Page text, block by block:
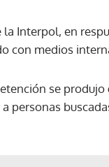
Interpol, en
con medios
se
personas